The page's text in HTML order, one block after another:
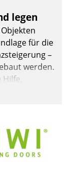
legen
für die
–
werden.